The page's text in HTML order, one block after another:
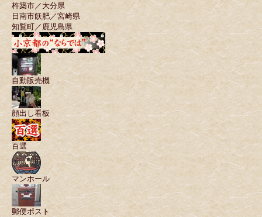
杵築市／大分県
日南市飫肥／宮崎県
知覧町／鹿児島県
自動販売機
顔出し看板
百選
マンホール
郵便ポスト